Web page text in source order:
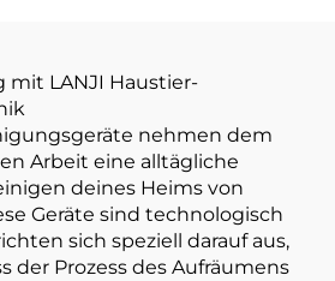
Reinigungsreiniger
mit LANJI Haustier-
nehmen dem
Arbeit eine alltägliche
deines Heims von
Geräte sind technologisch
sich speziell darauf aus,
der Prozess des Aufräumens